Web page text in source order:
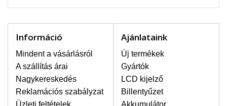
laptoppal legnagyobb óvatossággal
bekövetkezett sérülések közé a
mechanikai sérüléseket lehet besorolni,
mint pl. széttört vagy megrepedt kijelző.
Továbbá még a függőleges csíkozást,
kijelző sötétségét, villogását vagy
egyenetlen fényességét.
Információ
Mindent a vásárlásról
A szállítás árai
Nagykereskedés
Reklamációs szabályzat
Üzleti feltételek
Ajánlataink
Új termékek
Gyártók
LCD kijelző
Billentyűzet
Akkumulátor